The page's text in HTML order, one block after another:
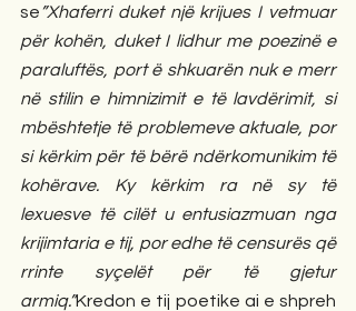
se”Xhaferri duket një krijues I vetmuar
për kohën, duket I lidhur me poezinë e
paraluftës, port ë shkuarën nuk e merr
në stilin e himnizimit e të lavdërimit, si
mbështetje të problemeve aktuale, por
si kërkim për të bërë ndërkomunikim të
kohërave. Ky kërkim ra në sy të
lexuesve të cilët u entusiazmuan nga
krijimtaria e tij, por edhe të censurës që
rrinte syçelët për të gjetur
armiq.”Kredon e tij poetike ai e shpreh